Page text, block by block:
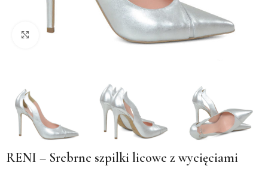
Kliknij, aby powiększyć
RENI – Srebrne szpilki licowe z wycięciami